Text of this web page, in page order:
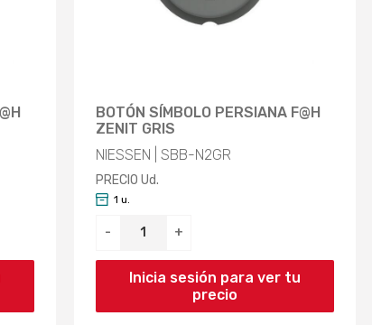
BOTÓN SÍMBOLO PERSIANA F@H
ZENIT GRIS
NIESSEN | SBB-N2GR
PRECIO Ud.
- +
1 u.
Inicia sesión para ver tu
precio